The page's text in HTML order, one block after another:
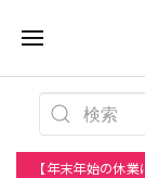
【年末年始の休